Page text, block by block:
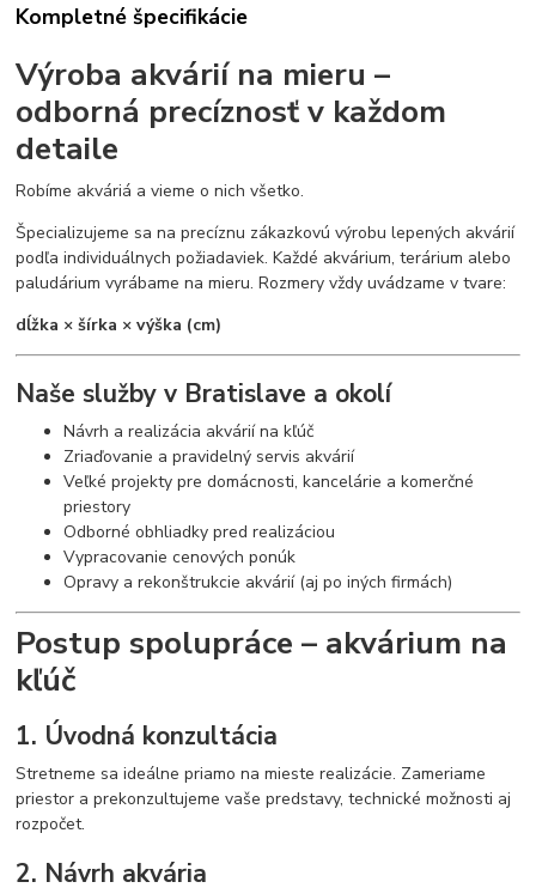
Kompletné špecifikácie
Výroba akvárií na mieru –
odborná precíznosť v každom
detaile
Robíme akváriá a vieme o nich všetko.
Špecializujeme sa na precíznu zákazkovú výrobu lepených akvárií
podľa individuálnych požiadaviek. Každé akvárium, terárium alebo
paludárium vyrábame na mieru. Rozmery vždy uvádzame v tvare:
dĺžka × šírka × výška (cm)
Naše služby v Bratislave a okolí
Návrh a realizácia akvárií na kľúč
Zriaďovanie a pravidelný servis akvárií
Veľké projekty pre domácnosti, kancelárie a komerčné
priestory
Odborné obhliadky pred realizáciou
Vypracovanie cenových ponúk
Opravy a rekonštrukcie akvárií (aj po iných firmách)
Postup spolupráce – akvárium na
kľúč
1. Úvodná konzultácia
Stretneme sa ideálne priamo na mieste realizácie. Zameriame
priestor a prekonzultujeme vaše predstavy, technické možnosti aj
rozpočet.
2. Návrh akvária